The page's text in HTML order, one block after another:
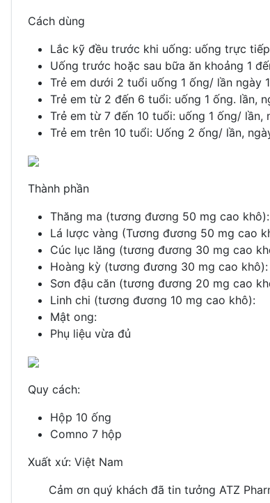
Cách dùng
Lắc kỹ đều trước khi uống: uống trực
Uống trước hoặc sau bữa ăn khoảng 1
Trẻ em dưới 2 tuổi uống 1 ống/ lần ngày
Trẻ em từ 2 đến 6 tuổi: uống 1 ống. lần,
Trẻ em từ 7 đến 10 tuổi: uống 1 ống/ lần,
Trẻ em trên 10 tuổi: Uống 2 ống/ lần,
Thành phần
Thăng ma (tương đương 50 mg cao
Lá lược vàng (Tương đương 50 mg cao
Cúc lục lăng (tương đương 30 mg cao
Hoàng kỳ (tương đương 30 mg cao
Sơn đậu căn (tương đương 20 mg cao
Linh chi (tương đương 10 mg cao
Mật ong:
Phụ liệu vừa đủ
Quy cách:
Hộp 10 ống
Comno 7 hộp
Xuất xứ: Việt Nam
Cảm ơn quý khách đã tin tưởng ATZ